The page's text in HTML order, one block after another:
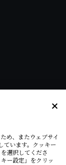
め、またウェブサイ
ています。クッキー
選択してくださ
ー設定」をクリッ